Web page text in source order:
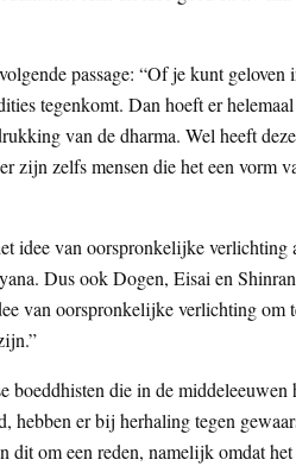
passage: “Of je kunt geloven
tegenkomt. Dan hoeft er
van de dharma. Wel heeft
zijn zelfs mensen die het een vorm
idee van oorspronkelijke verlichting
Dus ook Dogen, Eisai en
van oorspronkelijke verlichting om
die in de middeleeuwen
er bij herhaling tegen
dit om een reden, namelijk omdat